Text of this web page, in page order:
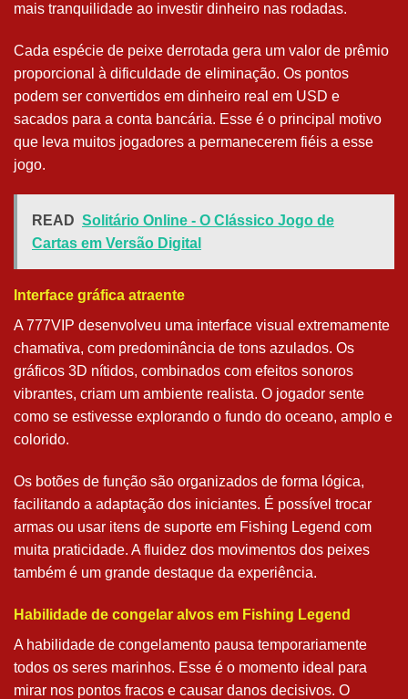
mais tranquilidade ao investir dinheiro nas rodadas.
Cada espécie de peixe derrotada gera um valor de prêmio
proporcional à dificuldade de eliminação. Os pontos
podem ser convertidos em dinheiro real em USD e
sacados para a conta bancária. Esse é o principal motivo
que leva muitos jogadores a permanecerem fiéis a esse
jogo.
READ Solitário Online - O Clássico Jogo de
Cartas em Versão Digital
Interface gráfica atraente
A 777VIP desenvolveu uma interface visual extremamente
chamativa, com predominância de tons azulados. Os
gráficos 3D nítidos, combinados com efeitos sonoros
vibrantes, criam um ambiente realista. O jogador sente
como se estivesse explorando o fundo do oceano, amplo e
colorido.
Os botões de função são organizados de forma lógica,
facilitando a adaptação dos iniciantes. É possível trocar
armas ou usar itens de suporte em Fishing Legend com
muita praticidade. A fluidez dos movimentos dos peixes
também é um grande destaque da experiência.
Habilidade de congelar alvos em Fishing Legend
A habilidade de congelamento pausa temporariamente
todos os seres marinhos. Esse é o momento ideal para
mirar nos pontos fracos e causar danos decisivos. O